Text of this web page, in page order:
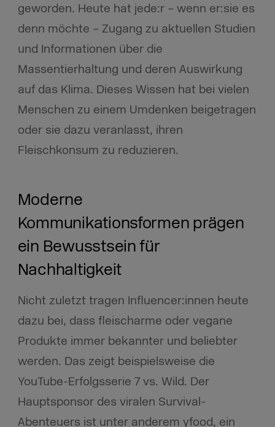
geworden. Heute hat jede:r – wenn er:sie es
denn möchte – Zugang zu aktuellen Studien
und Informationen über die
Massentierhaltung und deren Auswirkung
auf das Klima. Dieses Wissen hat bei vielen
Menschen zu einem Umdenken beigetragen
oder sie dazu veranlasst, ihren
Fleischkonsum zu reduzieren.
Moderne
Kommunikationsformen prägen
ein Bewusstsein für
Nachhaltigkeit
Nicht zuletzt tragen Influencer:innen heute
dazu bei, dass fleischarme oder vegane
Produkte immer bekannter und beliebter
werden. Das zeigt beispielsweise die
YouTube-Erfolgsserie 7 vs. Wild. Der
Hauptsponsor des viralen Survival-
Abenteuers ist unter anderem yfood, ein